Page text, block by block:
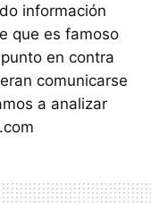
información
que es famoso
en contra
comunicarse
a analizar